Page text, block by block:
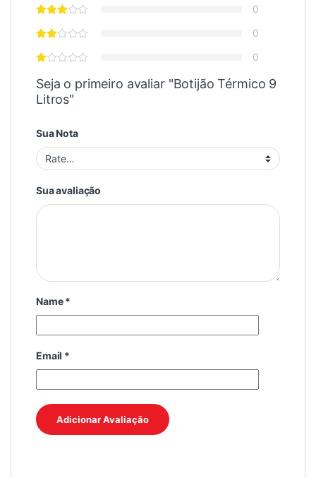
0
0
0
Seja o primeiro avaliar "Botijão Térmico 9
Litros"
Sua Nota
Sua avaliação
Name*
Email *